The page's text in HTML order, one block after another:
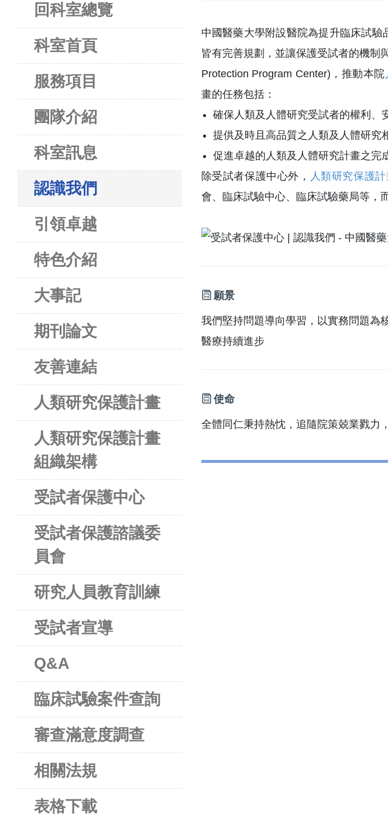
回科室總覽
科室首頁
服務項目
團隊介紹
科室訊息
認識我們
引領卓越
特色介紹
大事記
期刊論文
友善連結
人類研究保護計畫
人類研究保護計畫
組織架構
受試者保護中心
受試者保護諮議委
員會
研究人員教育訓練
受試者宣導
Q&A
臨床試驗案件查詢
審查滿意度調查
相關法規
表格下載
中國醫藥大學附設醫院為提升臨床試
皆有完善規劃，並讓保護受試者的機制
Protection Program Center)，推動本院
畫的任務包括：
確保人類及人體研究受試者的權利、
提供及時且高品質之人類及人體研究
促進卓越的人類及人體研究計畫之完
除受試者保護中心外， 人類研究保護
會、臨床試驗中心、臨床試驗藥局等，
願景
我們堅持問題導向學習，以實務問題為
醫療持續進步
使命
全體同仁秉持熱忱，追隨院策兢業戮力